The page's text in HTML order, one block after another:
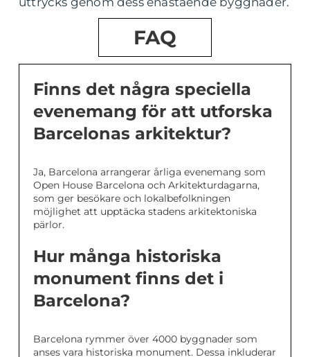
FAQ
Finns det några speciella
evenemang för att utforska
Barcelonas arkitektur?
Ja, Barcelona arrangerar årliga evenemang som
Open House Barcelona och Arkitekturdagarna,
som ger besökare och lokalbefolkningen
möjlighet att upptäcka stadens arkitektoniska
pärlor.
Hur många historiska
monument finns det i
Barcelona?
Barcelona rymmer över 4000 byggnader som
anses vara historiska monument. Dessa inkluderar